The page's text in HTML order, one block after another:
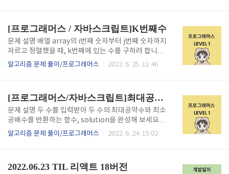
만큼을 모두 지원해 줘야 합니다. 예를 들어 1,000원을
신청한 부서에는 정확히 1,000원을 지원해야 하며, 1,0
00원보다 적은 금액을 지원해 줄 수는 없습니다. 부서
별로 신청한 금액이 들어있는 배열 d와 예산 budget이
매개변수로 주어질 때, 최대 몇 개의 부서에 물품을 지
[프로그래머스 / 자바스크립트]K번째수
문제 설명 배열 array의 i번째 숫자부터 j번째 숫자까지
자르고 정렬했을 때, k번째에 있는 수를 구하려 합니다.
예를 들어 array가 [1, 5, 2, 6, 3, 7, 4], i = 2, j = 5, k =
array, [i, j, k]를 원소로 가진 2차원 배열 commands
가 매개변수로 주어질 때, commands의 모든 원소에
대해 앞서 설명한 연산을 적용했을 때 나온 결과를 배열
에 담아 return 하도록 solution 함수를 작성해주세
요. 제한사항 array의 길이는 1 이상 100 이하입니다.
알고리즘 문제 풀이/프로그래머스 2022. 6. 25. 11:46
[프로그래머스/자바스크립트]최대공약수와 최소공배수
문제 설명 두 수를 입력받아 두 수의 최대공약수와 최소
공배수를 반환하는 함수, solution을 완성해 보세요.
배열의 맨 앞에 최대공약수, 그다음 최소공배수를 넣어
00이하의 자연수입니다. 입출력 예 n m return 3 12
알고리즘 문제 풀이/프로그래머스 2022. 6. 24. 15:02
2022.06.23 TIL 리액트 18버전